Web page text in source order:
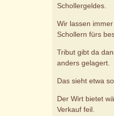
Schollergeldes.
Wir lassen
Schollern fürs
Tribut gibt da
anders gelagert.
Das sieht etwa
Der Wirt bietet
Verkauf feil.